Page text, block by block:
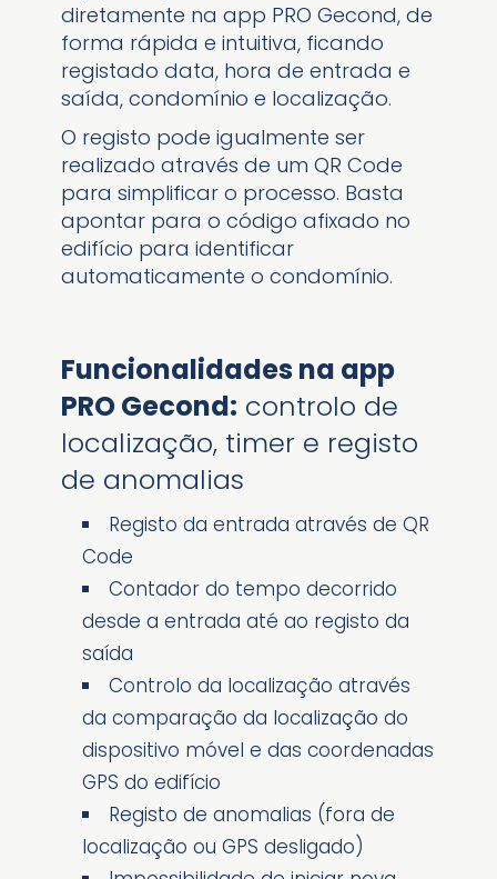
diretamente na app PRO Gecond, de
forma rápida e intuitiva, ficando
registado data, hora de entrada e
saída, condomínio e localização.
O registo pode igualmente ser
realizado através de um QR Code
para simplificar o processo. Basta
apontar para o código afixado no
edifício para identificar
automaticamente o condomínio.
Funcionalidades na app
PRO Gecond: controlo de
localização, timer e registo
de anomalias
Registo da entrada através de QR
Code
Contador do tempo decorrido
desde a entrada até ao registo da
saída
Controlo da localização através
da comparação da localização do
dispositivo móvel e das coordenadas
GPS do edifício
Registo de anomalias (fora de
localização ou GPS desligado)